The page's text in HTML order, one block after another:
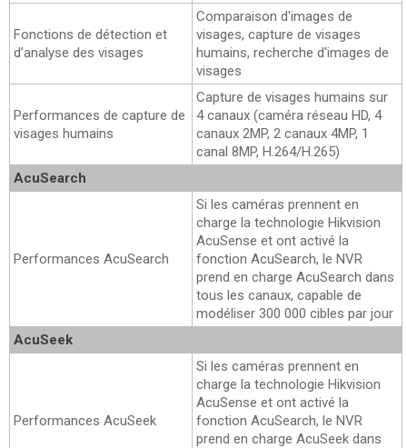
Fonctions de détection et
d’analyse des visages
Comparaison d'images de
visages, capture de visages
humains, recherche d'images de
visages
Performances de capture de
visages humains
Capture de visages humains sur
4 canaux (caméra réseau HD, 4
canaux 2MP, 2 canaux 4MP, 1
canal 8MP, H.264/H.265)
AcuSearch
Performances AcuSearch
Si les caméras prennent en
charge la technologie Hikvision
AcuSense et ont activé la
fonction AcuSearch, le NVR
prend en charge AcuSearch dans
tous les canaux, capable de
modéliser 300 000 cibles par jour
AcuSeek
Performances AcuSeek
Si les caméras prennent en
charge la technologie Hikvision
AcuSense et ont activé la
fonction AcuSearch, le NVR
prend en charge AcuSeek dans